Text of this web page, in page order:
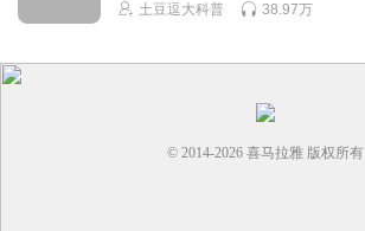
土豆逗大科普 38.97万
© 2014-2026 喜马拉雅 版权所有